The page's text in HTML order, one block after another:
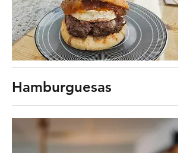
Hamburguesas